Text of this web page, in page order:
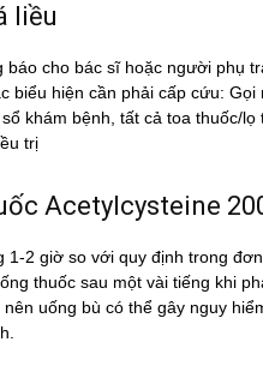
liều
cho bác sĩ hoặc người phụ
biểu hiện cần phải cấp cứu:
khám bệnh, tất cả toa thuốc/lọ
trị
Acetylcysteine
2 giờ so với quy định trong
thuốc sau một vài tiếng khi
uống bù có thể gây nguy